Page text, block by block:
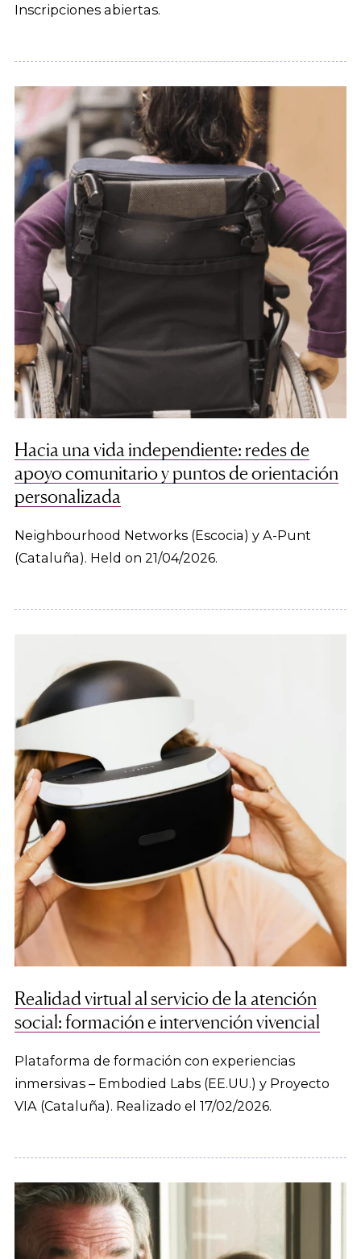
Inscripciones abiertas.
Hacia una vida independiente: redes de
apoyo comunitario y puntos de orientación
personalizada
Neighbourhood Networks (Escocia) y A-Punt
(Cataluña). Held on 21/04/2026.
Realidad virtual al servicio de la atención
social: formación e intervención vivencial
Plataforma de formación con experiencias
inmersivas – Embodied Labs (EE.UU.) y Proyecto
VIA (Cataluña). Realizado el 17/02/2026.